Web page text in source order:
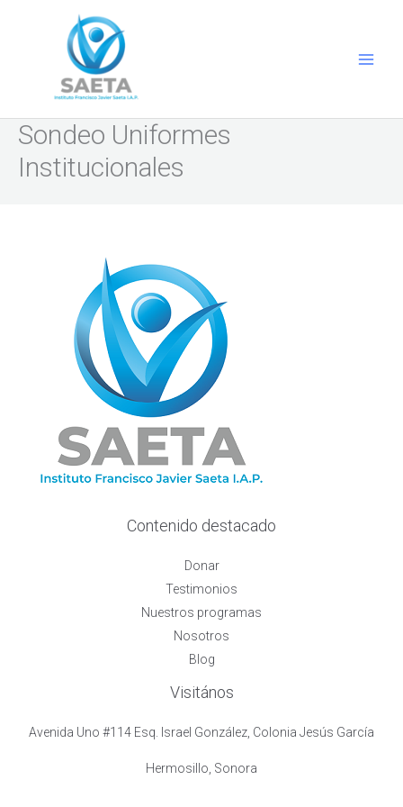
Sondeo Uniformes
Institucionales
Contenido destacado
Donar
Testimonios
Nuestros programas
Nosotros
Blog
Visitános
Avenida Uno #114 Esq. Israel González, Colonia Jesús García
Hermosillo, Sonora